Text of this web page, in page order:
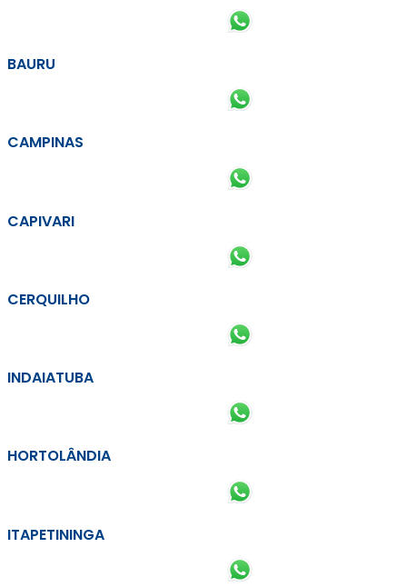
BAURU
CAMPINAS
CAPIVARI
CERQUILHO
INDAIATUBA
HORTOLÂNDIA
ITAPETININGA